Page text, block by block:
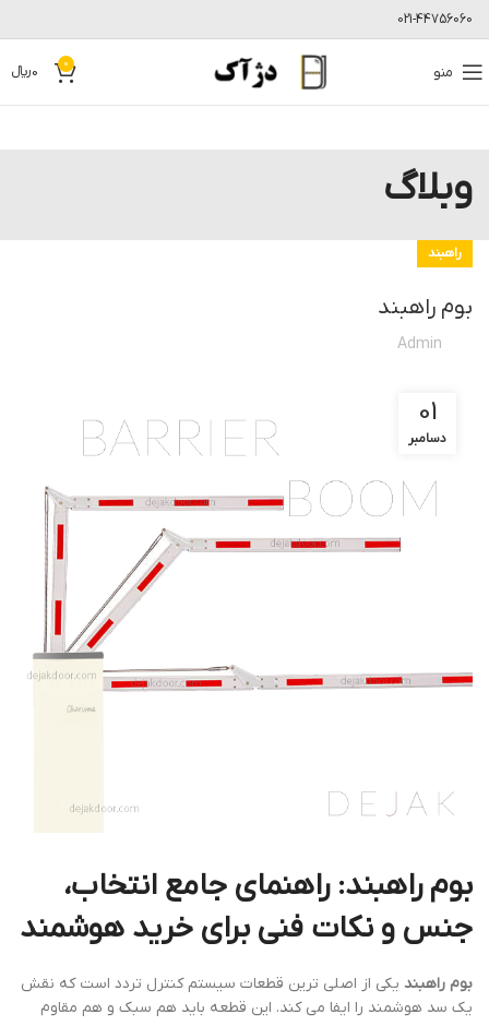
021-44756060
منو 0
0﷼
وبلاگ
راهبند
بوم راهبند
Admin
01
دسامبر
بوم راهبند: راهنمای جامع انتخاب،
جنس و نکات فنی برای خرید هوشمند
بوم راهبند یکی از اصلی ترین قطعات سیستم کنترل تردد است که نقش
یک سد هوشمند را ایفا می کند. این قطعه باید هم سبک و هم مقاوم